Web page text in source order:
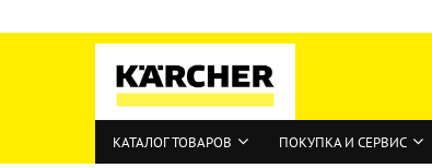
КАТАЛОГ ТОВАРОВ ПОКУПКА И СЕРВИС